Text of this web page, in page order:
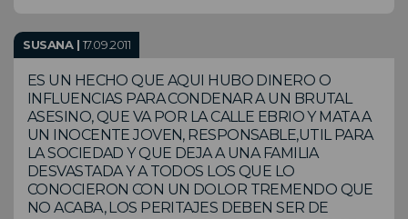
SUSANA | 17.09.2011
ES UN HECHO QUE AQUI HUBO DINERO O
INFLUENCIAS PARA CONDENAR A UN BRUTAL
ASESINO, QUE VA POR LA CALLE EBRIO Y MATA A
UN INOCENTE JOVEN, RESPONSABLE,UTIL PARA
LA SOCIEDAD Y QUE DEJA A UNA FAMILIA
DESVASTADA Y A TODOS LOS QUE LO
CONOCIERON CON UN DOLOR TREMENDO QUE
NO ACABA, LOS PERITAJES DEBEN SER DE